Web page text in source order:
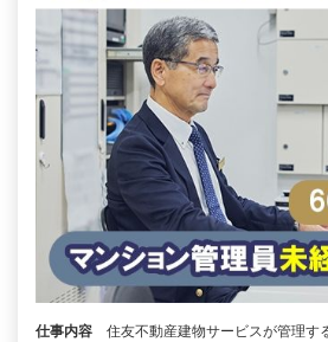
仕事内容
住友不動産建物サービスが管理す